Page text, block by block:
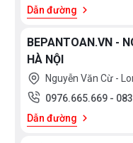
Dẫn đường
BEPANTOAN.VN -
HÀ NỘI
Nguyễn Văn Cừ -
0976.665.669 -
Dẫn đường